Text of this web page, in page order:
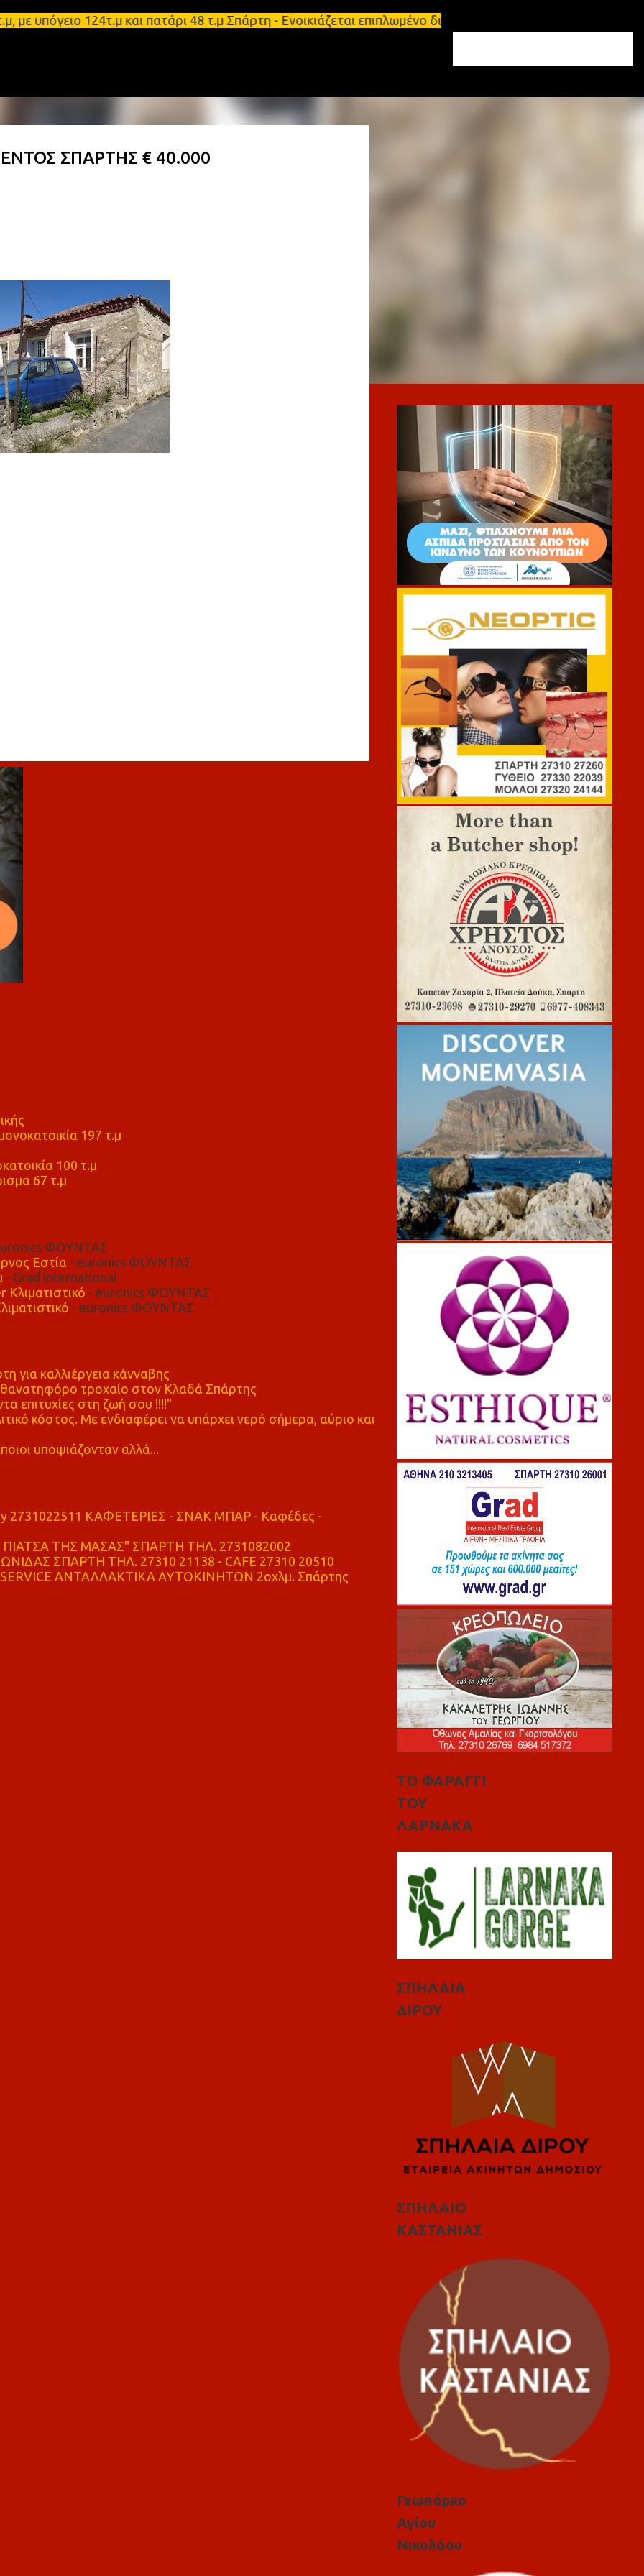
Μετάβαση στο κύριο περιεχόμενο
124τ.μ και πατάρι 48 τ.μ Σπάρτη - Ενοικιάζεται επιπλωμένο διαμέρισμα 65τ.μ Σπάρτη -
ΣΠΑΡΤΗΣ € 40.000
197 τ.μ
100 τ.μ
67 τ.μ
ΦΟΥΝΤΑΣ
Εστία - euronics ΦΟΥΝΤΑΣ
- Grad international
- euronics ΦΟΥΝΤΑΣ
- euronics ΦΟΥΝΤΑΣ
καλλιέργεια κάνναβης
τροχαίο στον Κλαδά Σπάρτης
επιτυχίες στη ζωή σου !!!!"
κόστος. Με ενδιαφέρει να υπάρχει νερό σήμερα, αύριο και
υποψιάζονταν αλλά...
2731022511 ΚΑΦΕΤΕΡΙΕΣ - ΣΝΑΚ ΜΠΑΡ - Καφέδες -
ΤΗΣ ΜΑΣΑΣ" ΣΠΑΡΤΗ ΤΗΛ. 2731082002
ΣΠΑΡΤΗ ΤΗΛ. 27310 21138 - CAFE 27310 20510
ΑΝΤΑΛΛΑΚΤΙΚΑ ΑΥΤΟΚΙΝΗΤΩΝ 2οχλμ. Σπάρτης
ΤΟ ΦΑΡΑΓΓΙ
ΤΟΥ
ΛΑΡΝΑΚΑ
ΣΠΗΛΑΙΑ
ΔΙΡΟΥ
ΣΠΗΛΑΙΟ
ΚΑΣΤΑΝΙΑΣ
Γεωπάρκο
Αγίου
Νικολάου